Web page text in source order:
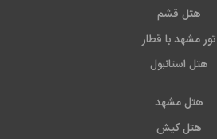
هتل قشم
تور مشهد با قطار
هتل استانبول
هتل مشهد
هتل کیش